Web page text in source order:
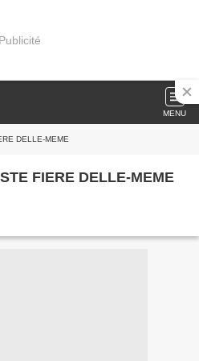
Publicité
MENU
DELLE-MEME
FIERE DELLE-MEME